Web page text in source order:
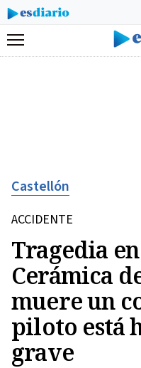
Menú
Castellón
ACCIDENTE
Tragedia
Cerámica
muere un
piloto está
grave